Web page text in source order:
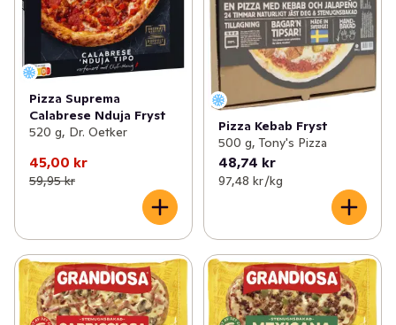
Pizza Suprema
Calabrese Nduja Fryst
520 g, Dr. Oetker
45,00 kr
59,95 kr
Pizza Kebab Fryst
500 g, Tony's Pizza
48,74 kr
97,48 kr /kg